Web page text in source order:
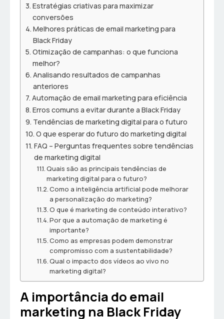
Estratégias criativas para maximizar
conversões
Melhores práticas de email marketing para
Black Friday
Otimização de campanhas: o que funciona
melhor?
Analisando resultados de campanhas
anteriores
Automação de email marketing para eficiência
Erros comuns a evitar durante a Black Friday
Tendências de marketing digital para o futuro
O que esperar do futuro do marketing digital
FAQ – Perguntas frequentes sobre tendências
de marketing digital
Quais são as principais tendências de
marketing digital para o futuro?
Como a inteligência artificial pode melhorar
a personalização do marketing?
O que é marketing de conteúdo interativo?
Por que a automação de marketing é
importante?
Como as empresas podem demonstrar
compromisso com a sustentabilidade?
Qual o impacto dos vídeos ao vivo no
marketing digital?
A importância do email
marketing na Black Friday